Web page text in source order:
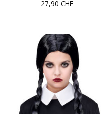
27,90 CHF